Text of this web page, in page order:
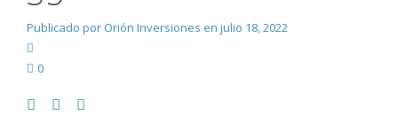
Publicado por Orión Inversiones en julio 18, 2022
0